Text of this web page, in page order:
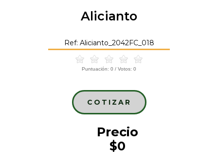
Alicianto
Ref: Alicianto_2042FC_018
Puntuación: 0 / Votos: 0
COTIZAR
Precio
$0